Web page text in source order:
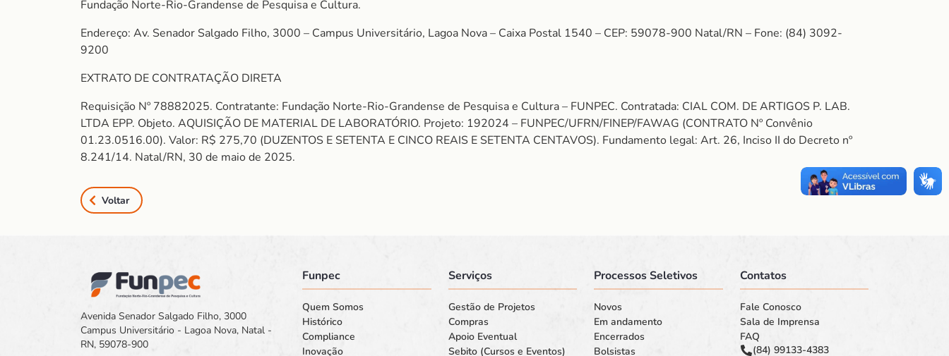
Fundação Norte-Rio-Grandense de Pesquisa e Cultura.
Endereço: Av. Senador Salgado Filho, 3000 – Campus Universitário, Lagoa Nova – Caixa Postal 1540 – CEP: 59078-900 Natal/RN – Fone: (84) 3092-
9200
EXTRATO DE CONTRATAÇÃO DIRETA
Requisição Nº 78882025. Contratante: Fundação Norte-Rio-Grandense de Pesquisa e Cultura – FUNPEC. Contratada: CIAL COM. DE ARTIGOS P. LAB.
LTDA EPP. Objeto. AQUISIÇÃO DE MATERIAL DE LABORATÓRIO. Projeto: 192024 – FUNPEC/UFRN/FINEP/FAWAG (CONTRATO Nº Convênio
01.23.0516.00). Valor: R$ 275,70 (DUZENTOS E SETENTA E CINCO REAIS E SETENTA CENTAVOS). Fundamento legal: Art. 26, Inciso II do Decreto nº
8.241/14. Natal/RN, 30 de maio de 2025.
Voltar
Avenida Senador Salgado Filho, 3000
Campus Universitário - Lagoa Nova, Natal -
RN, 59078-900
Funpec
Quem Somos
Histórico
Compliance
Inovação
Serviços
Gestão de Projetos
Compras
Apoio Eventual
Sebito (Cursos e Eventos)
Processos Seletivos
Novos
Em andamento
Encerrados
Bolsistas
Contatos
Fale Conosco
Sala de Imprensa
FAQ
(84) 99133-4383